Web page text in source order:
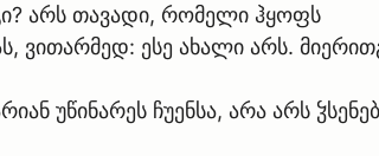
არს თავადი, რომელი ჰყოფს
ვითარმედ: ესე ახალი არს.
უწინარეს ჩუენსა, არა არს